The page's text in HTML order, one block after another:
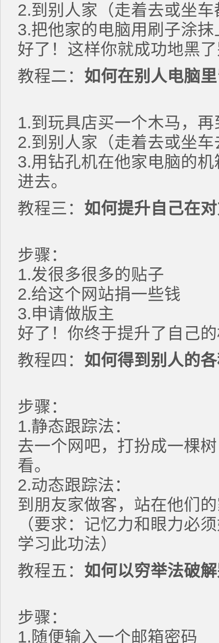
2.到别人家（走着去或坐
3.把他家的电脑用刷子涂
好了！这样你就成功地黑
教程二： 如何在别人电脑
1.到玩具店买一个木马，
2.到别人家（走着去或坐
3.用钻孔机在他家电脑的
进去。
教程三： 如何提升自己在
步骤：
1.发很多很多的贴子
2.给这个网站捐一些钱
3.申请做版主
好了！你终于提升了自己
教程四： 如何得到别人的
步骤：
1.静态跟踪法：
去一个网吧，打扮成一棵
看。
2.动态跟踪法：
到朋友家做客，站在他们
（要求：记忆力和眼力必
学习此功法）
教程五： 如何以穷举法破
步骤：
1.随便输入一个邮箱密码